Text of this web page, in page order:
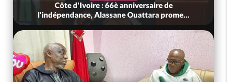
Côte d'Ivoire : 66è anniversaire de
l'indépendance, Alassane Ouattara prome...